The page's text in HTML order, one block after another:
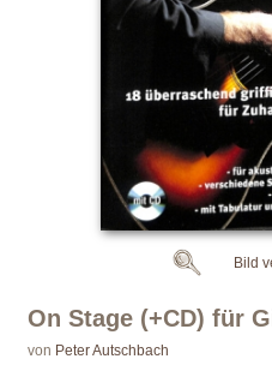
On Stage (+CD) für
von Peter Autschbach
Bild